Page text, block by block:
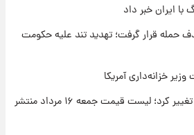
با ایران خبر داد
حمله قرار گرفت؛ تهدید تند علیه حکومت
خزانه‌داری آمریکا
قیمت خودروهای سایپا تغییر کرد؛ لیست قیمت جمعه ۱۶ مرداد منتشر